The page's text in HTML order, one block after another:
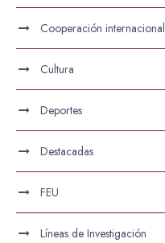
Cooperación internacional
Cultura
Deportes
Destacadas
FEU
Líneas de Investigación